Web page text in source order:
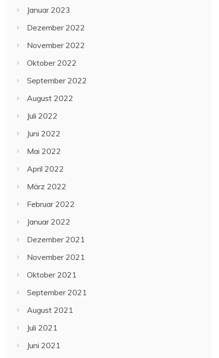
Januar 2023
Dezember 2022
November 2022
Oktober 2022
September 2022
August 2022
Juli 2022
Juni 2022
Mai 2022
April 2022
März 2022
Februar 2022
Januar 2022
Dezember 2021
November 2021
Oktober 2021
September 2021
August 2021
Juli 2021
Juni 2021